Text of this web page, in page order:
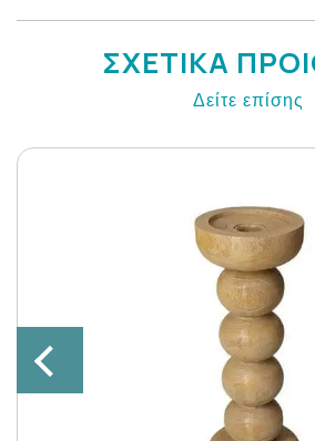
ΣΧΕΤΙΚΑ
Δείτε επίσης